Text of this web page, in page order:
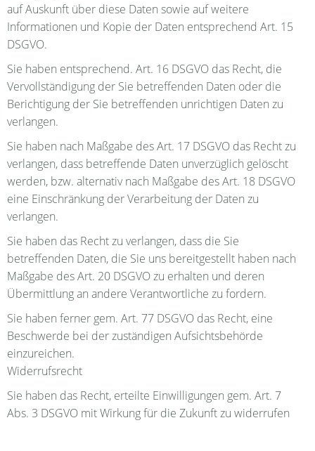
auf Auskunft über diese Daten sowie auf weitere
Informationen und Kopie der Daten entsprechend Art. 15
DSGVO.
Sie haben entsprechend. Art. 16 DSGVO das Recht, die
Vervollständigung der Sie betreffenden Daten oder die
Berichtigung der Sie betreffenden unrichtigen Daten zu
verlangen.
Sie haben nach Maßgabe des Art. 17 DSGVO das Recht zu
verlangen, dass betreffende Daten unverzüglich gelöscht
werden, bzw. alternativ nach Maßgabe des Art. 18 DSGVO
eine Einschränkung der Verarbeitung der Daten zu
verlangen.
Sie haben das Recht zu verlangen, dass die Sie
betreffenden Daten, die Sie uns bereitgestellt haben nach
Maßgabe des Art. 20 DSGVO zu erhalten und deren
Übermittlung an andere Verantwortliche zu fordern.
Sie haben ferner gem. Art. 77 DSGVO das Recht, eine
Beschwerde bei der zuständigen Aufsichtsbehörde
einzureichen.
Widerrufsrecht
Sie haben das Recht, erteilte Einwilligungen gem. Art. 7
Abs. 3 DSGVO mit Wirkung für die Zukunft zu widerrufen